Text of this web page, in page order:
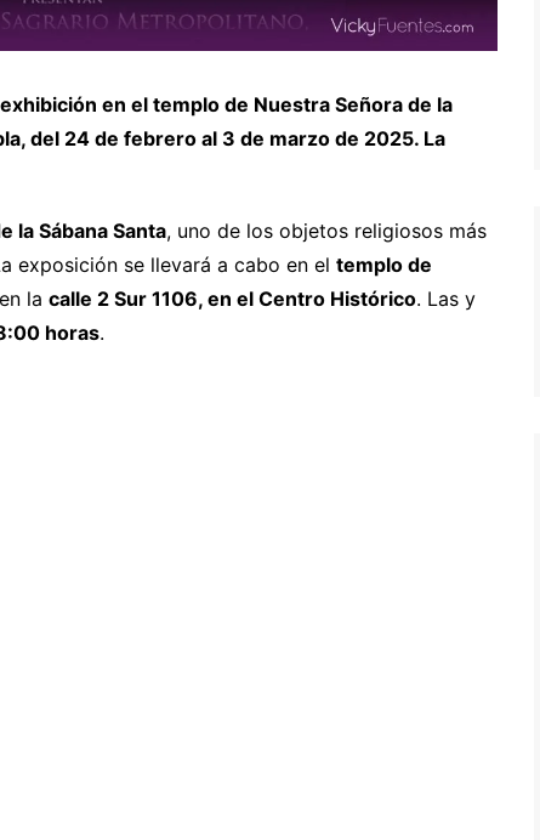
en el templo de Nuestra Señora de la
del 24 de febrero al 3 de marzo de 2025. La
la Sábana Santa, uno de los objetos religiosos más
exposición se llevará a cabo en el templo de
la calle 2 Sur 1106, en el Centro Histórico. Las y
horas.